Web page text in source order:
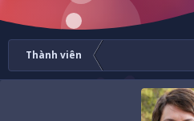
Thành viên